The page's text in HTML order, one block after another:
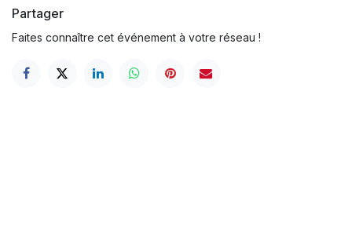
Partager
Faites connaître cet événement à votre réseau !